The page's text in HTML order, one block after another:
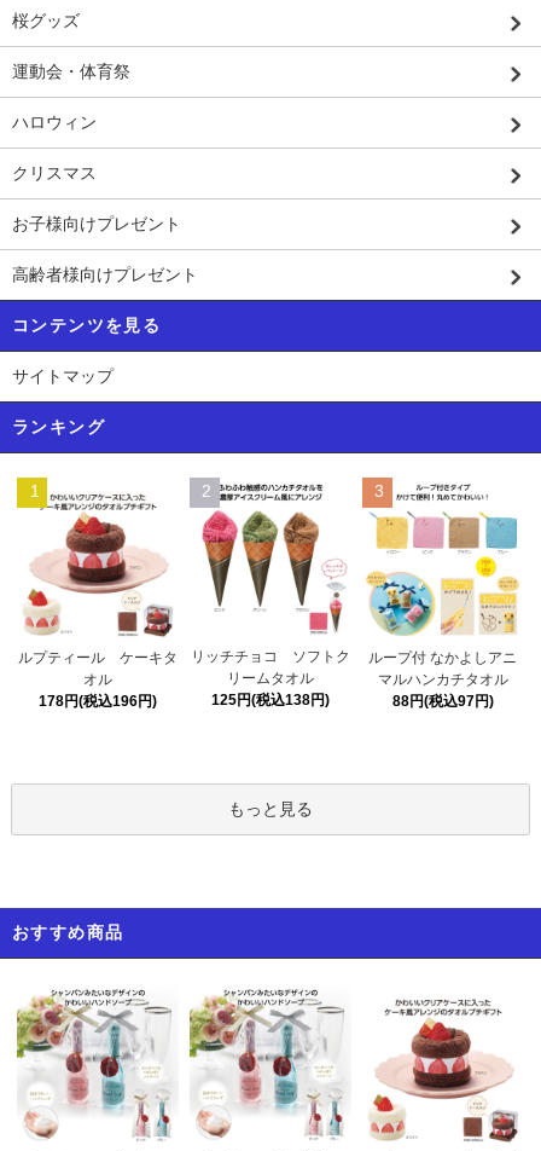
桜グッズ
運動会・体育祭
ハロウィン
クリスマス
お子様向けプレゼント
高齢者様向けプレゼント
コンテンツを見る
サイトマップ
ランキング
1
ルプティール ケーキタ
オル
178円(税込196円)
2
リッチチョコ ソフトク
リームタオル
125円(税込138円)
3
ループ付 なかよしアニ
マルハンカチタオル
88円(税込97円)
もっと見る
おすすめ商品